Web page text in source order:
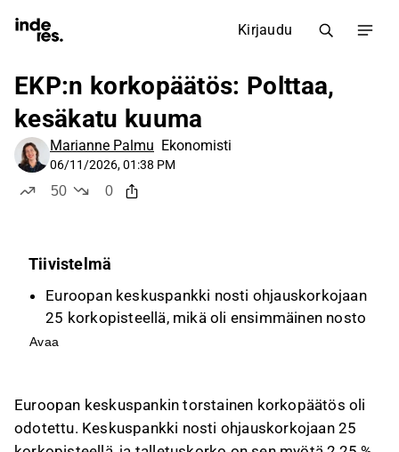
Kirjaudu
EKP:n korkopäätös: Polttaa,
kesäkatu kuuma
Marianne Palmu Ekonomisti
06/11/2026, 01:38 PM
50
0
Tiivistelmä
Euroopan keskuspankki nosti ohjauskorkojaan
25 korkopisteellä, mikä oli ensimmäinen nosto
lähes kolmeen vuoteen, ja talletuskorko on nyt
kokonaisinflaation olevan 3,0 % tänä vuonna ja
2,3 % ensi vuonna, mutta talouskasvu jää
Avaa
Euroopan keskuspankin torstainen korkopäätös oli
odotettu. Keskuspankki nosti ohjauskorkojaan 25